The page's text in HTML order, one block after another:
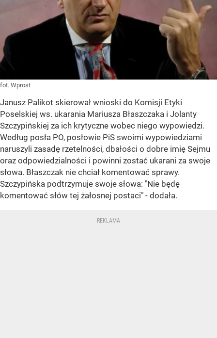
fot. Wprost
Janusz Palikot skierował wnioski do Komisji Etyki
Poselskiej ws. ukarania Mariusza Błaszczaka i Jolanty
Szczypińskiej za ich krytyczne wobec niego wypowiedzi.
Według posła PO, posłowie PiS swoimi wypowiedziami
naruszyli zasadę rzetelności, dbałości o dobre imię Sejmu
oraz odpowiedzialności i powinni zostać ukarani za swoje
słowa. Błaszczak nie chciał komentować sprawy.
Szczypińska podtrzymuje swoje słowa: "Nie będę
komentować słów tej żałosnej postaci" - dodała.